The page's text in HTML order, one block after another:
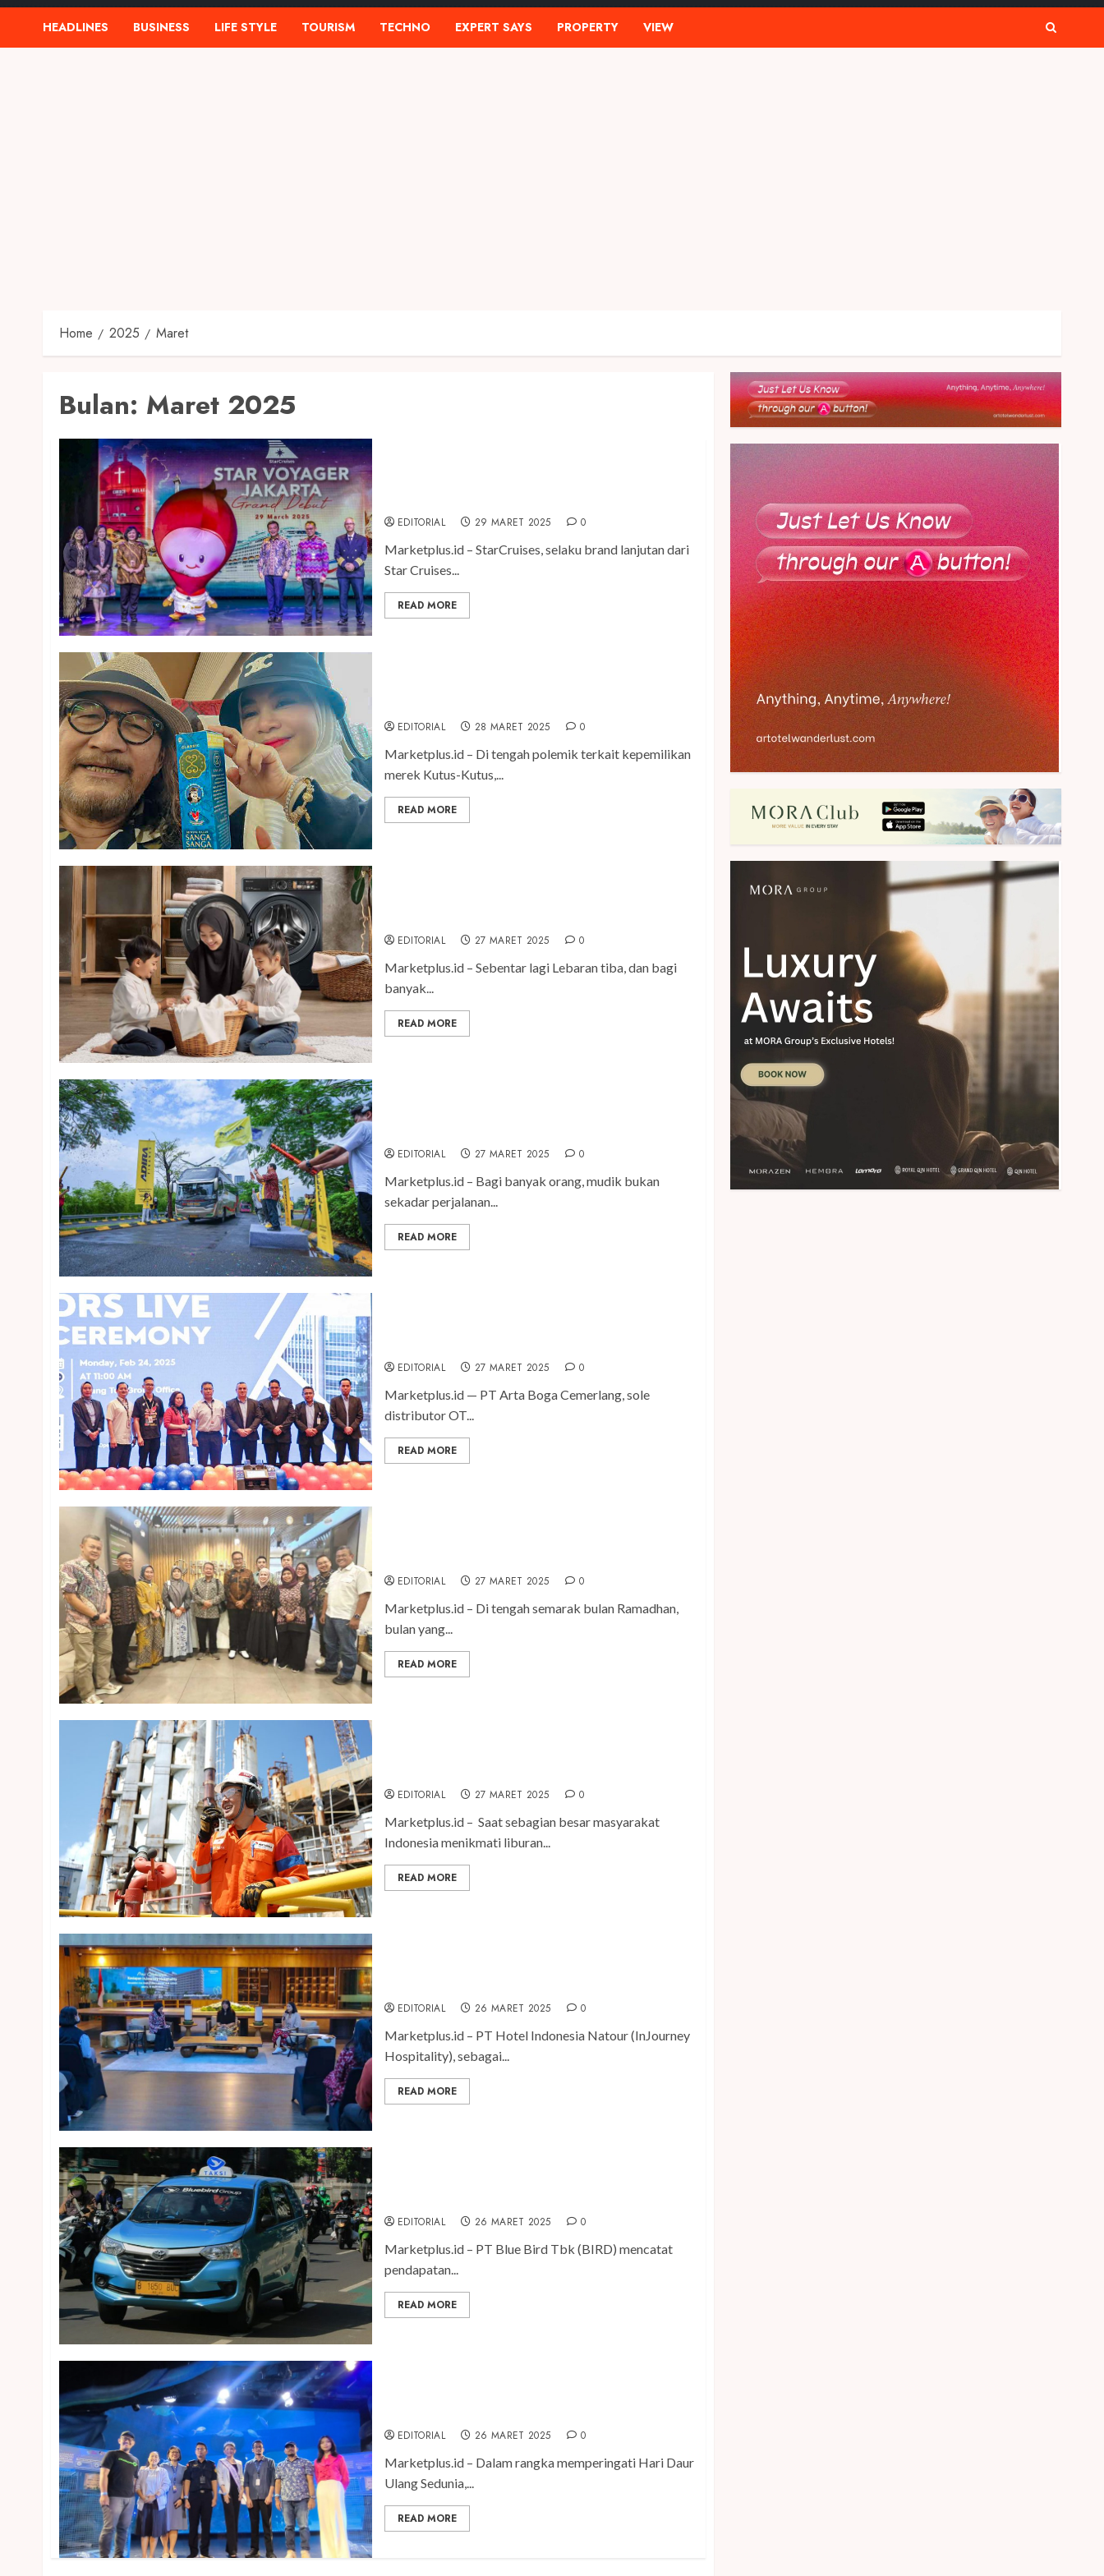
HEADLINES BUSINESS LIFE STYLE TOURISM TECHNO EXPERT SAYS PROPERTY VIEW
Home 2025 Maret
Bulan: Maret 2025
EDITORIAL 29 MARET 2025 0
Marketplus.id – StarCruises, selaku brand lanjutan dari
Star Cruises...
READ MORE
EDITORIAL 28 MARET 2025 0
Marketplus.id – Di tengah polemik terkait kepemilikan
merek Kutus-Kutus,...
READ MORE
EDITORIAL 27 MARET 2025 0
Marketplus.id – Sebentar lagi Lebaran tiba, dan bagi
banyak...
READ MORE
EDITORIAL 27 MARET 2025 0
Marketplus.id – Bagi banyak orang, mudik bukan
sekadar perjalanan...
READ MORE
EDITORIAL 27 MARET 2025 0
Marketplus.id — PT Arta Boga Cemerlang, sole
distributor OT...
READ MORE
EDITORIAL 27 MARET 2025 0
Marketplus.id – Di tengah semarak bulan Ramadhan,
bulan yang...
READ MORE
EDITORIAL 27 MARET 2025 0
Marketplus.id – Saat sebagian besar masyarakat
Indonesia menikmati liburan...
READ MORE
EDITORIAL 26 MARET 2025 0
Marketplus.id – PT Hotel Indonesia Natour (InJourney
Hospitality), sebagai...
READ MORE
EDITORIAL 26 MARET 2025 0
Marketplus.id – PT Blue Bird Tbk (BIRD) mencatat
pendapatan...
READ MORE
EDITORIAL 26 MARET 2025 0
Marketplus.id – Dalam rangka memperingati Hari Daur
Ulang Sedunia,...
READ MORE